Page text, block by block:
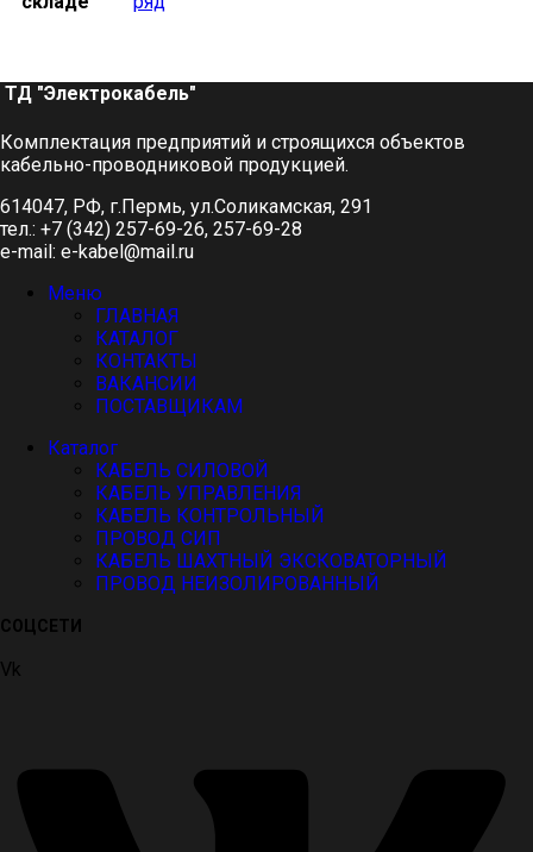
ТД "Электрокабель"​
Комплектация предприятий и строящихся объектов
кабельно-проводниковой продукцией.
614047, РФ, г.Пермь, ул.Соликамская, 291
тел.: +7 (342) 257-69-26, 257-69-28
e-mail: e-kabel@mail.ru
Меню
ГЛАВНАЯ
КАТАЛОГ
КОНТАКТЫ
ВАКАНСИИ
ПОСТАВЩИКАМ
Каталог
КАБЕЛЬ СИЛОВОЙ
КАБЕЛЬ УПРАВЛЕНИЯ
КАБЕЛЬ КОНТРОЛЬНЫЙ
ПРОВОД СИП
КАБЕЛЬ ШАХТНЫЙ ЭКСКОВАТОРНЫЙ
ПРОВОД НЕИЗОЛИРОВАННЫЙ
СОЦСЕТИ
Vk